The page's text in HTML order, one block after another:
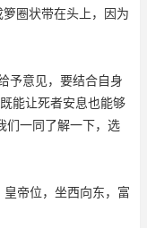
圈状带在头上，因为
予意见，要结合自身
能让死者安息也能够
们一同了解一下，选
帝位，坐西向东，富